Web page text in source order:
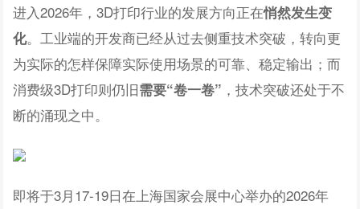
进入2026年，3D打印行业的发展方向正在悄然发生变
化。工业端的开发商已经从过去侧重技术突破，转向更
为实际的怎样保障实际使用场景的可靠、稳定输出；而
消费级3D打印则仍旧需要“卷一卷” ，技术突破还处于不
断的涌现之中。
即将于3月17-19日在上海国家会展中心举办的2026年